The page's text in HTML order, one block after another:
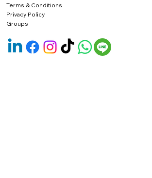
Terms & Conditions
Privacy Policy
Groups